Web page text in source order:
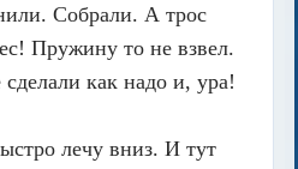
Собрали. А трос
Пружину то не взвел.
сделали как надо и, ура!
лечу вниз. И тут